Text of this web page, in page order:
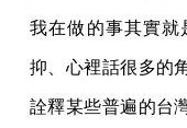
我在做的事其實就
抑、心裡話很多的
詮釋某些普遍的台